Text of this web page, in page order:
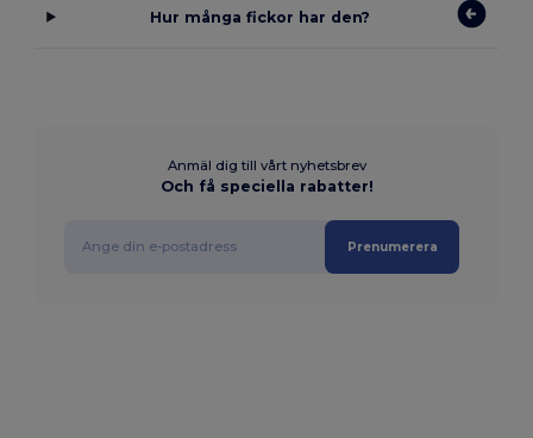
Hur många fickor har den?
Anmäl dig till vårt nyhetsbrev
Och få speciella rabatter!
Prenumerera